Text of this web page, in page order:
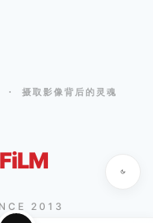
摄取影像背后的灵魂
FiLM
2013